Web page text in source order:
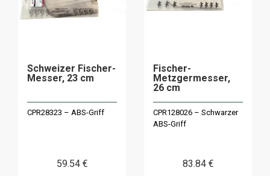
Schweizer Fischer-
Messer, 23 cm
CPR28323 – ABS-Griff
59.54 €
Fischer-
Metzgermesser,
26 cm
CPR128026 – Schwarzer
ABS-Griff
83.84 €